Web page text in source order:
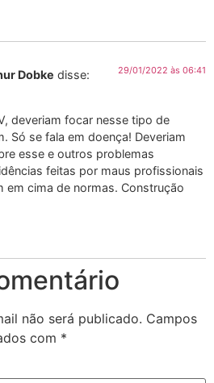
Dobke disse: 29/01/2022 às 06:41
deveriam focar nesse tipo de
Só se fala em doença! Deveriam
esse e outros problemas
feitas por maus profissionais
em cima de normas. Construção
não será publicado. Campos
com *